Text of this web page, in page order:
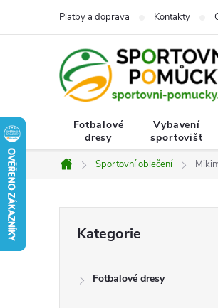
Platby a doprava Kontakty
Fotbalové
dresy
Vybavení
sportovišť
Domů
Sportovní oblečení
kategorie
Kategorie
Fotbalové dresy